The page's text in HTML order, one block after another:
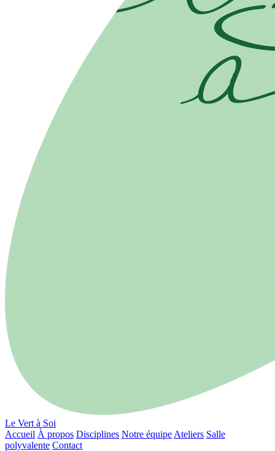
Le Vert à Soi
Accueil À propos Disciplines Notre équipe Ateliers Salle
polyvalente Contact